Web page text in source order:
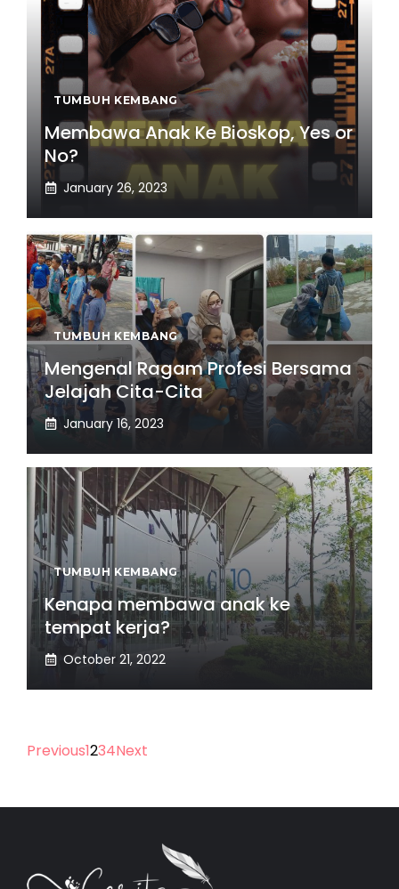
TUMBUH KEMBANG
Membawa Anak Ke Bioskop, Yes or
No?
January 26, 2023
TUMBUH KEMBANG
Mengenal Ragam Profesi Bersama
Jelajah Cita-Cita
January 16, 2023
TUMBUH KEMBANG
Kenapa membawa anak ke
tempat kerja?
October 21, 2022
Previous1234Next